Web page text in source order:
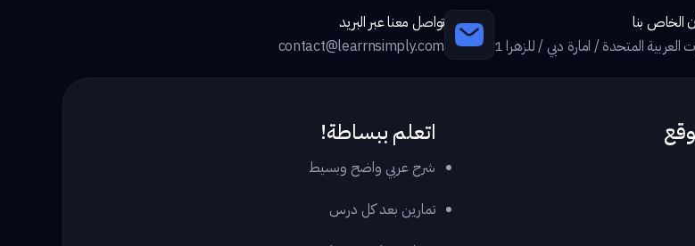
الخاص بنا
العربية المتحدة / امارة دبي / للزهرا 1
تواصل معنا عبر البريد
contact@learrnsimply.com
اتعلم ببساطة!
شرح عربي واضح وبسيط
تمارين بعد كل درس